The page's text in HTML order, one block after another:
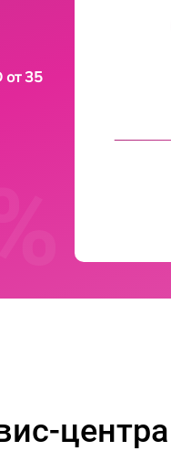
от 35
центра